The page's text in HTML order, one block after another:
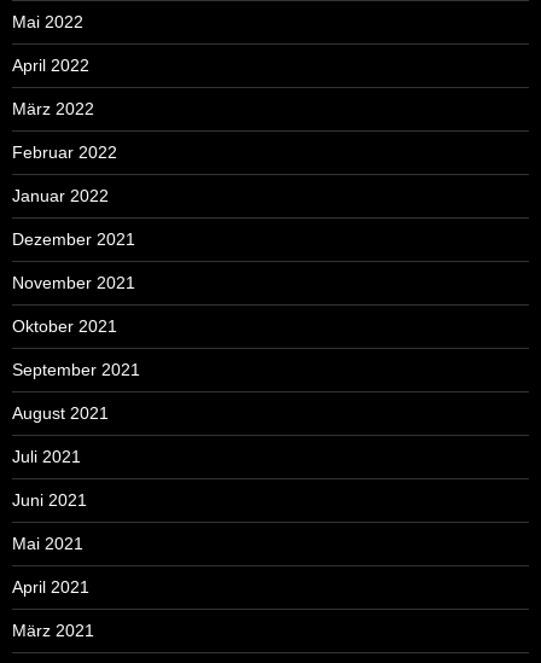
Mai 2022
April 2022
März 2022
Februar 2022
Januar 2022
Dezember 2021
November 2021
Oktober 2021
September 2021
August 2021
Juli 2021
Juni 2021
Mai 2021
April 2021
März 2021